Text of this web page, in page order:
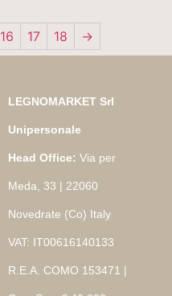
16 17 18 →
LEGNOMARKET Srl
Unipersonale
Head Office: Via per
Meda, 33 | 22060
Novedrate (Co) Italy
VAT: IT00616140133
R.E.A. COMO 153471 |